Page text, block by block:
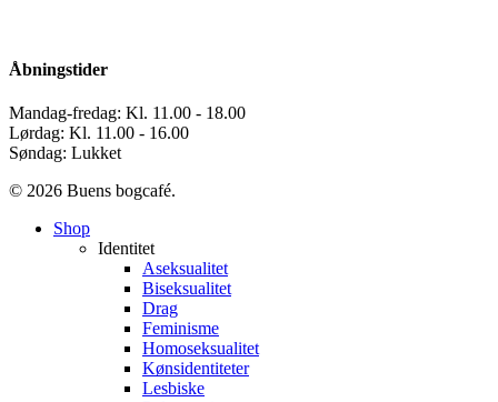
Åbningstider
Mandag-fredag: Kl. 11.00 - 18.00
Lørdag: Kl. 11.00 - 16.00
Søndag: Lukket
© 2026 Buens bogcafé.
Close
Shop
Identitet
Aseksualitet
Biseksualitet
Drag
Feminisme
Homoseksualitet
Kønsidentiteter
Lesbiske